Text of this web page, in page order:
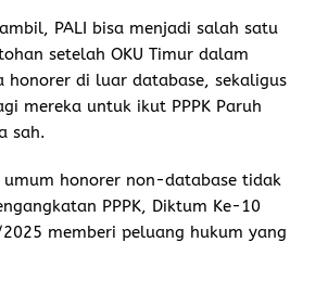
PALI bisa menjadi salah satu
setelah OKU Timur dalam
honorer di luar database, sekaligus
mereka untuk ikut PPPK Paruh
sah.
umum honorer non-database tidak
PPPK, Diktum Ke-10
2025 memberi peluang hukum yang